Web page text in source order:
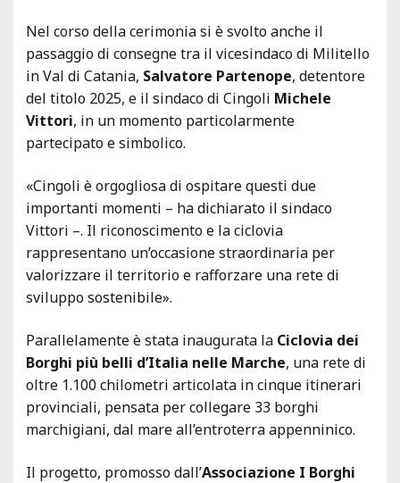
Nel corso della cerimonia si è svolto anche il
passaggio di consegne tra il vicesindaco di Militello
in Val di Catania, Salvatore Partenope, detentore
del titolo 2025, e il sindaco di Cingoli Michele
Vittori, in un momento particolarmente
partecipato e simbolico.
«Cingoli è orgogliosa di ospitare questi due
importanti momenti – ha dichiarato il sindaco
Vittori –. Il riconoscimento e la ciclovia
rappresentano un’occasione straordinaria per
valorizzare il territorio e rafforzare una rete di
sviluppo sostenibile».
Parallelamente è stata inaugurata la Ciclovia dei
Borghi più belli d’Italia nelle Marche, una rete di
oltre 1.100 chilometri articolata in cinque itinerari
provinciali, pensata per collegare 33 borghi
marchigiani, dal mare all’entroterra appenninico.
Il progetto, promosso dall’Associazione I Borghi